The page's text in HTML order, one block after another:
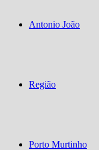
Antonio João
Região
Porto Murtinho